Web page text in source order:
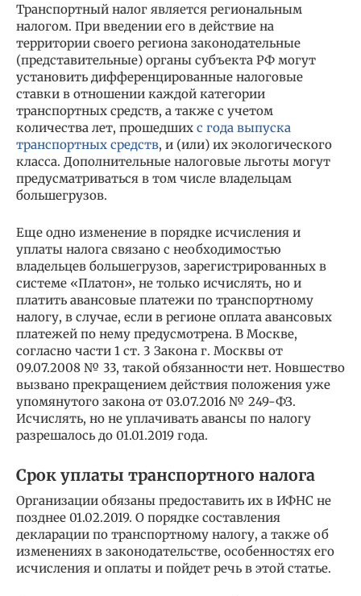
Транспортный налог является региональным
налогом. При введении его в действие на
территории своего региона законодательные
(представительные) органы субъекта РФ могут
установить дифференцированные налоговые
ставки в отношении каждой категории
транспортных средств, а также с учетом
количества лет, прошедших с года выпуска
транспортных средств, и (или) их экологического
класса. Дополнительные налоговые льготы могут
предусматриваться в том числе владельцам
большегрузов.
Еще одно изменение в порядке исчисления и
уплаты налога связано с необходимостью
владельцев большегрузов, зарегистрированных в
системе «Платон», не только исчислять, но и
платить авансовые платежи по транспортному
налогу, в случае, если в регионе оплата авансовых
платежей по нему предусмотрена. В Москве,
согласно части 1 ст. 3 Закона г. Москвы от
09.07.2008 № 33, такой обязанности нет. Новшество
вызвано прекращением действия положения уже
упомянутого закона от 03.07.2016 № 249-ФЗ.
Исчислять, но не уплачивать авансы по налогу
разрешалось до 01.01.2019 года.
Срок уплаты транспортного налога
Организации обязаны предоставить их в ИФНС не
позднее 01.02.2019. О порядке составления
декларации по транспортному налогу, а также об
изменениях в законодательстве, особенностях его
исчисления и оплаты и пойдет речь в этой статье.